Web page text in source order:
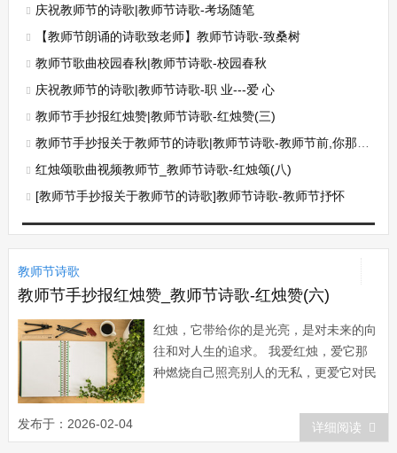
庆祝教师节的诗歌|教师节诗歌-考场随笔
【教师节朗诵的诗歌致老师】教师节诗歌-致桑树
教师节歌曲校园春秋|教师节诗歌-校园春秋
庆祝教师节的诗歌|教师节诗歌-职 业---爱 心
教师节手抄报红烛赞|教师节诗歌-红烛赞(三)
教师节手抄报关于教师节的诗歌|教师节诗歌-教师节前,你那凄凉的叹息......
红烛颂歌曲视频教师节_教师节诗歌-红烛颂(八)
[教师节手抄报关于教师节的诗歌]教师节诗歌-教师节抒怀
教师节诗歌
教师节手抄报红烛赞_教师节诗歌-红烛赞(六)
红烛，它带给你的是光亮，是对未来的向
往和对人生的追求。 我爱红烛，爱它那
种燃烧自己照亮别人的无私，更爱它对民
滴一洒毫不吝啬的消耗着自已的生命，直
到跳动的烛光随着最后一滴蜡液而消失在
发布于：2026-02-04 详细阅读